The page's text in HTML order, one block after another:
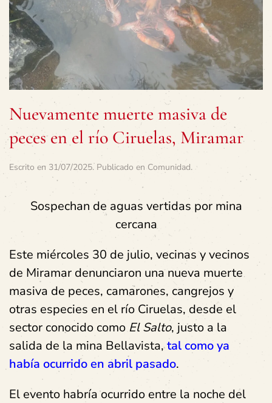
Nuevamente muerte masiva de
peces en el río Ciruelas, Miramar
Escrito en 31/07/2025. Publicado en Comunidad.
Sospechan de aguas vertidas por mina
cercana
Este miércoles 30 de julio, vecinas y vecinos
de Miramar denunciaron una nueva muerte
masiva de peces, camarones, cangrejos y
otras especies en el río Ciruelas, desde el
sector conocido como El Salto, justo a la
salida de la mina Bellavista,tal como ya
había ocurrido en abril pasado.
El evento habría ocurrido entre la noche del